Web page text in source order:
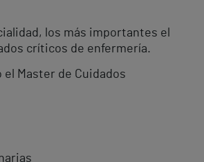
los más importantes el
críticos de enfermería.
Master de Cuidados